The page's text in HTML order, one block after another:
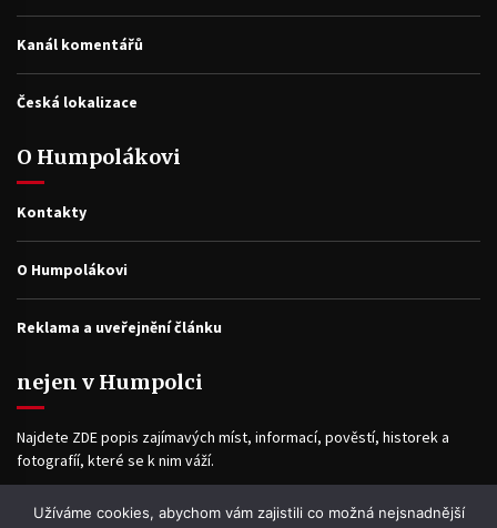
Kanál komentářů
Česká lokalizace
O Humpolákovi
Kontakty
O Humpolákovi
Reklama a uveřejnění článku
nejen v Humpolci
Najdete ZDE popis zajímavých míst, informací, pověstí, historek a
fotografíí, které se k nim váží.
Užíváme cookies, abychom vám zajistili co možná nejsnadnější